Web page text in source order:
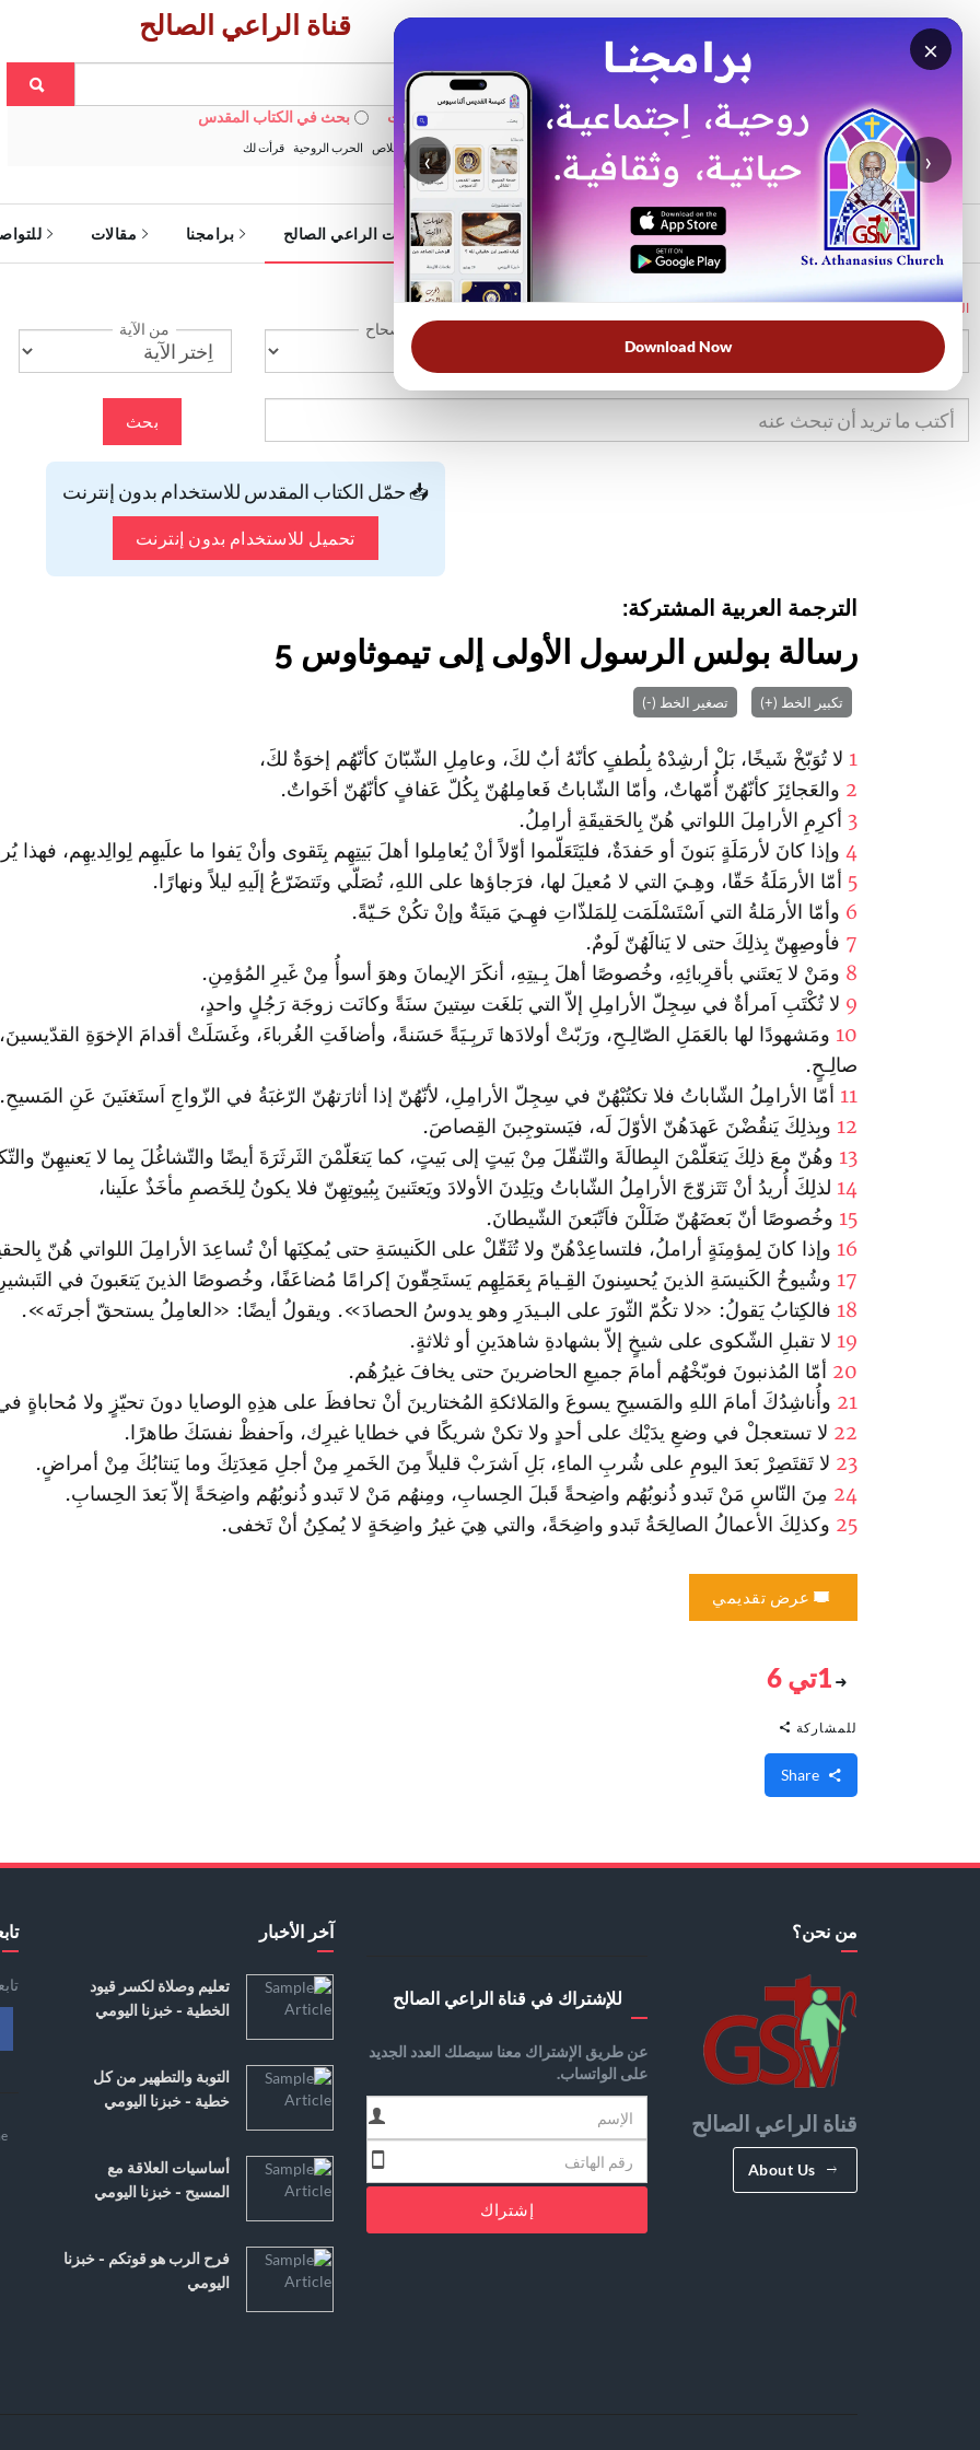
×
‹ ›
Download Now
قناة الراعي الصالح
بحث في الويبسايت بحث في الكتاب المقدس
الأكثر بحثًا: خبزنا اليومي الخلاص الحرب الروحية قرأت لك
الرئيسية خدمات الراعي الصالح برامجنا مقالات
الرئيسية
الإصحاح من الآية
بحث
📥 حمّل الكتاب المقدس للاستخدام بدون إنترنت
تحميل للاستخدام بدون إنترنت
الترجمة العربية المشتركة:
رسالة بولس الرسول الأولى إلى تيموثاوس 5
تكبير الخط (+) تصغير الخط (-)
1 لا تُوَبّخْ شَيخًا، بَلْ أرشِدْهُ بِلُطفٍ كأنّهُ أبٌ لكَ، وعامِلِ الشّبّانَ كأنّهُم إخوَةٌ لكَ،
2 والعَجائِزَ كأنّهُنّ أُمّهاتٌ، وأمّا الشّاباتُ فَعامِلهُنّ بِكُلّ عَفافٍ كأنّهُنّ أخَواتٌ.
3 أكرِمِ الأرامِلَ اللواتي هُنّ بِالحَقيقَةِ أرامِلُ.
4 وإذا كانَ لأرمَلَةٍ بَنونَ أو حَفدَةٌ، فليَتَعَلّموا أوّلاً أنْ يُعامِلوا أهلَ بَيتِهِم بِتَقوى وأنْ يَفوا ما علَيهِم لِوالِديهِم، فهذا
5 أمّا الأرمَلَةُ حَقّا، وهِـيَ التي لا مُعيلَ لها، فرَجاؤها على اللهِ، تُصَلّي وتَتضَرّعُ إلَيهِ ليلاً ونهارًا.
6 وأمّا الأرمَلةُ التي اَسْتَسْلَمَت لِلمَلذّاتِ فهِـيَ مَيتَةٌ وإنْ تكُنْ حَـيّةً.
7 فأوصِهِنّ بِذلِكَ حتى لا يَنالَهُنّ لَومٌ.
8 ومَنْ لا يَعتَني بأقرِبائِهِ، وخُصوصًا أهلَ بِـيتِهِ، أنكَرَ الإيمانَ وهوَ أسوأُ مِنْ غَيرِ المُؤمِنِ.
9 لا تُكْتَبِ اَمرأةٌ في سِجِلّ الأرامِلِ إلاّ التي بَلغَت سِتينَ سنَةً وكانَت زوجَة رَجُلٍ واحدٍ،
10 ومَشهودًا لها بالعَمَلِ الصّالِـحِ، ورَبّتْ أولادَها تَربِـيَةً حَسَنةً، وأضافَتِ الغُرباءَ، وغَسَلَتْ أقدامَ الإخوَةِ
صالِـحٍ.
11 أمّا الأرامِلُ الشّاباتُ فلا تكتُبْهُنّ في سِجِلّ الأرامِلِ، لأنّهُنّ إذا أثارَتهُنّ الرّغبَةُ في الزّواجِ اَستَغنَينَ عَنِ المَسيحِ.
12 وبِذلِكَ يَنقُضْنَ عَهدَهُنّ الأوّلَ لَه، فيَستوجِبنَ القِصاصَ.
13 وهُنّ معَ ذلِكَ يَتعَلّمْنَ البِطالَةَ والتّنقّلَ مِنْ بَيتٍ إلى بَيتٍ، كما يَتعَلّمْنَ الثَرثَرَةَ أيضًا والتّشاغُلَ بِما لا يَعنيهِنّ
14 لذلِكَ أُريدُ أنْ تَتَزوّجَ الأرامِلُ الشّاباتُ ويَلِدنَ الأولادَ ويَعتَنينَ بِبُيوتِهِنّ فلا يكونُ لِلخَصمِ مأخَذٌ علَينا،
15 وخُصوصًا أنّ بَعضَهُنّ ضَلَلْنَ فاَتّبَعنَ الشّيطانَ.
16 وإذا كانَ لِمؤمِنَةٍ أراملُ، فلتساعِدْهُنّ ولا تُثَقّلْ على الكَنيسَةِ حتى يُمكِنَها أنْ تُساعِدَ الأرامِلَ اللواتي هُنّ
17 وشُيوخُ الكَنيسَةِ الذينَ يُحسِنونَ القِـيامَ بِعَمَلِهِم يَستَحِقّونَ إكرامًا مُضاعَفًا، وخُصوصًا الذينَ يَتعَبونَ في التَبشيرِ
18 فالكِتابُ يَقولُ: «لا تكُمّ الثّورَ على البـيدَرِ وهو يدوسُ الحصادَ». ويقولُ أيضًا: «العامِلُ يستحقّ أجرتَه».
19 لا تقبلِ الشّكوى على شيخٍ إلاّ بشهادةِ شاهدَينِ أو ثلاثةٍ.
20 أمّا المُذنبونَ فوبّخْهُم أمامَ جميعِ الحاضرينَ حتى يخافَ غيرُهُم.
21 وأُناشِدُكَ أمامَ اللهِ والمَسيحِ يسوعَ والمَلائكةِ المُختارينَ أنْ تحافظَ على هذِهِ الوصايا دونَ تحيّزٍ ولا مُحاباةٍ
22 لا تستعجلْ في وضعِ يدَيْك على أحدٍ ولا تكنْ شريكًا في خطايا غيرِك، واَحفظْ نفسَكَ طاهرًا.
23 لا تَقتَصِرْ بَعدَ اليومِ على شُربِ الماءِ، بَلِ اَشرَبْ قليلاً مِنَ الخَمرِ مِنْ أجلِ مَعِدَتِكَ وما يَنتابُكَ مِنْ أمراضٍ.
24 مِنَ النّاسِ مَنْ تَبدو ذُنوبُهُم واضِحةً قَبلَ الحِسابِ، ومِنهُم مَنْ لا تَبدو ذُنوبُهُم واضِحَةً إلاّ بَعدَ الحِسابِ.
25 وكذلِكَ الأعمالُ الصالِحَةُ تَبدو واضِحَةً، والتي هِيَ غيرُ واضِحَةٍ لا يُمكِنُ أنْ تَخفى.
عرض تقديمي
1تي 6
للمشاركة
من نحن؟
قناة الراعي الصالح
About Us
للإشتراك في قناة الراعي الصالح
عن طريق الإشتراك معنا سيصلك العدد الجديد
على الواتساب.
إشتراك
آخر الأخبار
تعليم وصلاة لكسر قيود
الخطية - خبزنا اليومي
التوبة والتطهير من كل
خطية - خبزنا اليومي
أساسيات العلاقة مع
المسيح - خبزنا اليومي
فرح الرب هو قوتكم - خبزنا
اليومي